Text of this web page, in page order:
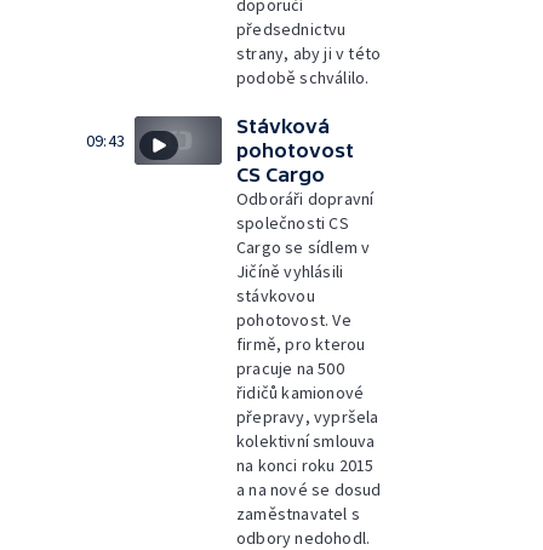
předsednictvu
strany, aby ji v této
podobě schválilo.
09:43
Stávková
pohotovost
CS Cargo
Odboráři dopravní
společnosti CS
Cargo se sídlem v
Jičíně vyhlásili
stávkovou
pohotovost. Ve
firmě, pro kterou
pracuje na 500
řidičů kamionové
přepravy, vypršela
kolektivní smlouva
na konci roku 2015
a na nové se dosud
zaměstnavatel s
odbory nedohodl.